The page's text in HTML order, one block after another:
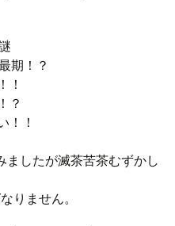
期！？
！
？
！！
ましたが滅茶苦茶むずかし
りません。